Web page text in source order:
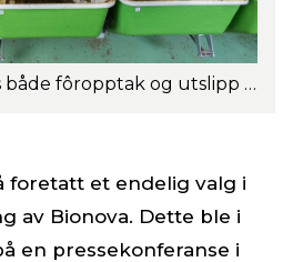
I dette fjøset måles både fôropptak og utslipp av metangass. Geno ønsker å avle for en mer fôreffektiv, klimavennlig ku. Foto: Espen Solli
foretatt et endelig valg i
av Bionova. Dette ble i
en pressekonferanse i